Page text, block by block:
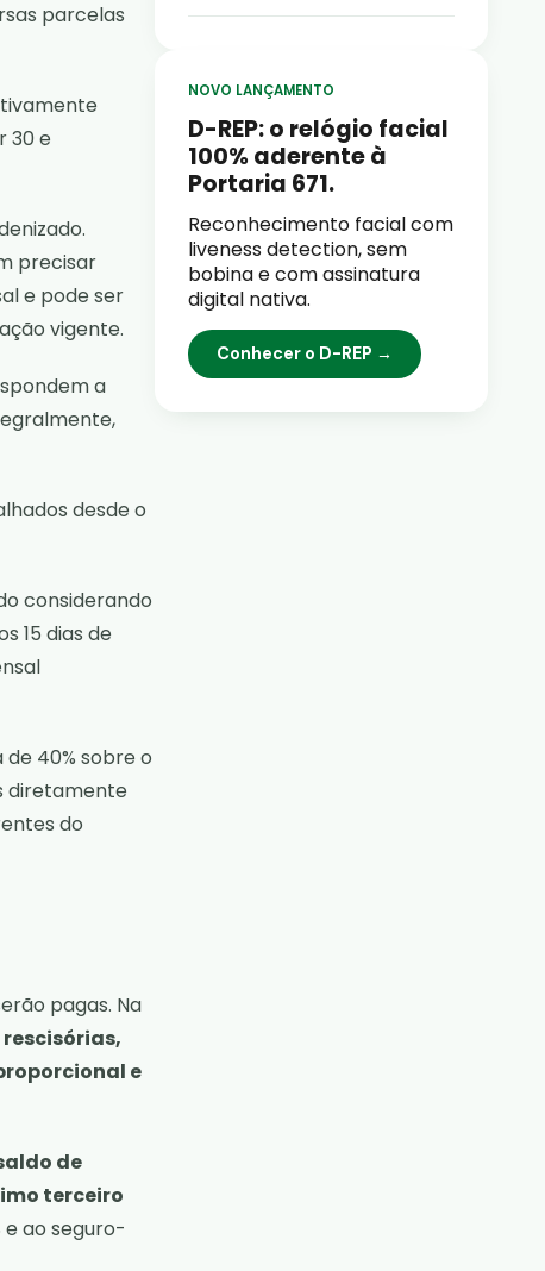
parcelas
30 e
precisar
e pode ser
vigente.
a
desde o
considerando
15 dias de
de 40% sobre o
diretamente
do
pagas. Na
e
de
terceiro
e ao seguro-
NOVO LANÇAMENTO
D-REP: o relógio facial
100% aderente à
Portaria 671.
Reconhecimento facial com
liveness detection, sem
bobina e com assinatura
digital nativa.
Conhecer o D-REP →